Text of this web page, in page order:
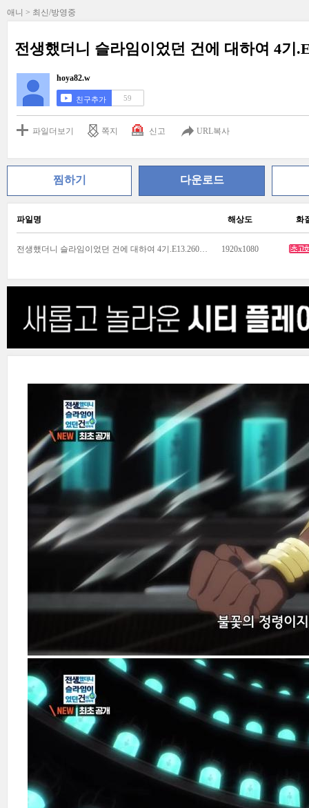
애니 > 최신/방영중
전생했더니 슬라임이었던 건에 대하여 4기
hoya82.w
친구추가 59
파일더보기 쪽지 신고 URL복사
찜하기 다운로드
파일명 해상도 화
전생했더니 슬라임이었던 건에 대하여 4기.E13.260704.1080p.WANNA.mp4 1920x1080